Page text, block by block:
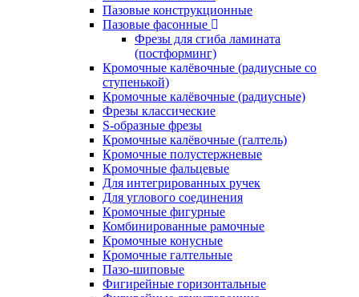
Пазовые конструкционные
Пазовые фасонные
Фрезы для сгиба ламината
(постформинг)
Кромочные калёвочные (радиусные со
ступенькой)
Кромочные калёвочные (радиусные)
Фрезы классические
S-образные фрезы
Кромочные калёвочные (галтель)
Кромочные полустержневые
Кромочные фальцевые
Для интегрированных ручек
Для углового соединения
Кромочные фигурные
Комбинированные рамочные
Кромочные конусные
Кромочные галтельные
Пазо-шиповые
Фигирейные горизонтальные